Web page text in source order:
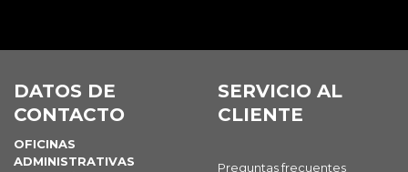
DATOS DE
CONTACTO
OFICINAS
ADMINISTRATIVAS
SERVICIO AL
CLIENTE
Preguntas frecuentes